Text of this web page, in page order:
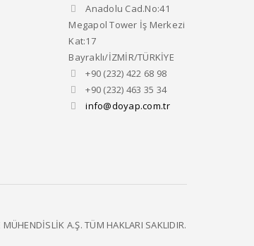
Anadolu Cad.No:41
Megapol Tower İş Merkezi
Kat:17
Bayraklı/İZMİR/TÜRKİYE
+90 (232) 422 68 98
+90 (232) 463 35 34
info@doyap.com.tr
A.Ş. TÜM HAKLARI SAKLIDIR.